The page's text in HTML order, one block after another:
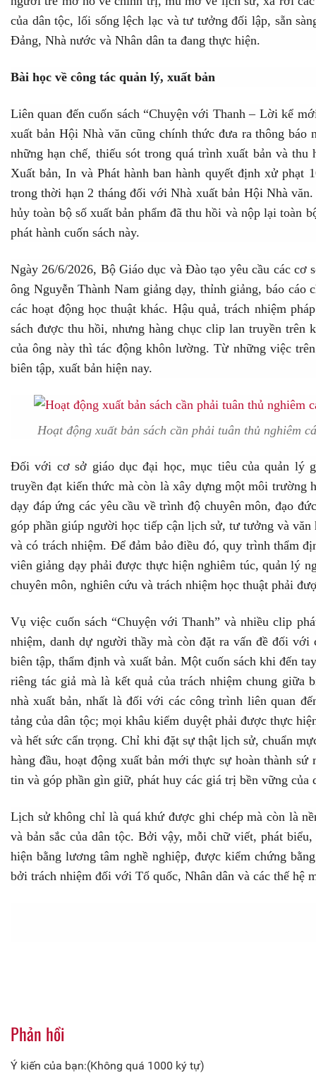
của dân tộc, lối sống lệch lạc và tư tưởng đối lập, sẵn
Đảng, Nhà nước và Nhân dân ta đang thực hiện.
Bài học về công tác quản lý, xuất bản
Liên quan đến cuốn sách “Chuyện với Thanh – Lời kể
xuất bản Hội Nhà văn cũng chính thức đưa ra thông báo
những hạn chế, thiếu sót trong quá trình xuất bản và thu
Xuất bản, In và Phát hành ban hành quyết định xử phạt
trong thời hạn 2 tháng đối với Nhà xuất bản Hội Nhà
hủy toàn bộ số xuất bản phẩm đã thu hồi và nộp lại toàn
phát hành cuốn sách này.
Ngày 26/6/2026, Bộ Giáo dục và Đào tạo yêu cầu các cơ
ông Nguyễn Thành Nam giảng dạy, thỉnh giảng, báo cáo
các hoạt động học thuật khác. Hậu quả, trách nhiệm
sách được thu hồi, nhưng hàng chục clip lan truyền trên
của ông này thì tác động khôn lường. Từ những việc
biên tập, xuất bản hiện nay.
Hoạt động xuất bản sách cần phải tuân thủ nghiêm
Đối với cơ sở giáo dục đại học, mục tiêu của quản lý
truyền đạt kiến thức mà còn là xây dựng một môi trường
dạy đáp ứng các yêu cầu về trình độ chuyên môn, đạo
góp phần giúp người học tiếp cận lịch sử, tư tưởng và văn
và có trách nhiệm. Để đảm bảo điều đó, quy trình thẩm
viên giảng dạy phải được thực hiện nghiêm túc, quản lý
chuyên môn, nghiên cứu và trách nhiệm học thuật phải
Vụ việc cuốn sách “Chuyện với Thanh” và nhiều clip
nhiệm, danh dự người thầy mà còn đặt ra vấn đề đối với
biên tập, thẩm định và xuất bản. Một cuốn sách khi đến
riêng tác giả mà là kết quả của trách nhiệm chung giữa
nhà xuất bản, nhất là đối với các công trình liên quan
tảng của dân tộc; mọi khâu kiểm duyệt phải được thực
và hết sức cẩn trọng. Chỉ khi đặt sự thật lịch sử, chuẩn
hàng đầu, hoạt động xuất bản mới thực sự hoàn thành
tin và góp phần gìn giữ, phát huy các giá trị bền vững của
Lịch sử không chỉ là quá khứ được ghi chép mà còn là
và bản sắc của dân tộc. Bởi vậy, mỗi chữ viết, phát
hiện bằng lương tâm nghề nghiệp, được kiểm chứng
bởi trách nhiệm đối với Tổ quốc, Nhân dân và các thế hệ
Phản hồi
Ý kiến của bạn:(Không quá 1000 ký tự)